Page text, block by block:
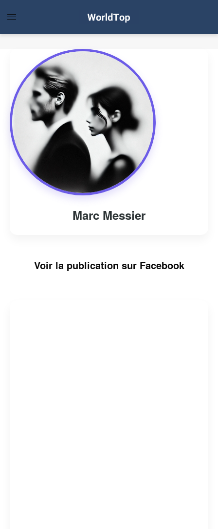
Marc Messier
Voir la publication sur Facebook